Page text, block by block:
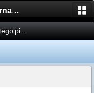
Sony.yt - International Sony Forum
pi...